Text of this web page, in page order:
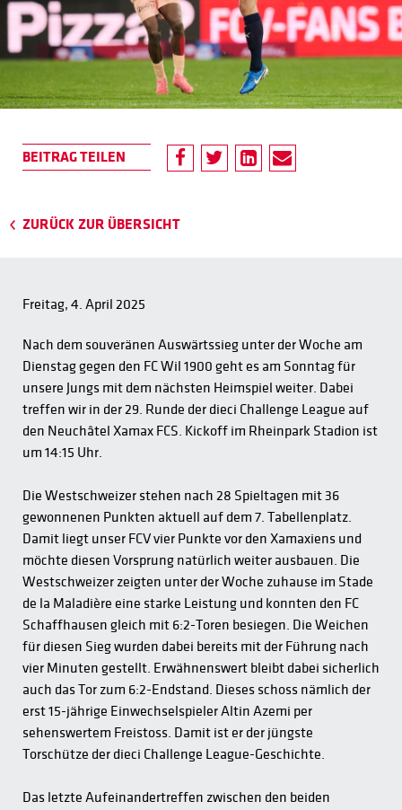
ZURÜCK ZUR ÜBERSICHT
Freitag, 4. April 2025
Nach dem souveränen Auswärtssieg unter der Woche am
Dienstag gegen den FC Wil 1900 geht es am Sonntag für
unsere Jungs mit dem nächsten Heimspiel weiter. Dabei
treffen wir in der 29. Runde der dieci Challenge League auf
den Neuchâtel Xamax FCS. Kickoff im Rheinpark Stadion ist
um 14:15 Uhr.
Die Westschweizer stehen nach 28 Spieltagen mit 36
gewonnenen Punkten aktuell auf dem 7. Tabellenplatz.
Damit liegt unser FCV vier Punkte vor den Xamaxiens und
möchte diesen Vorsprung natürlich weiter ausbauen. Die
Westschweizer zeigten unter der Woche zuhause im Stade
de la Maladière eine starke Leistung und konnten den FC
Schaffhausen gleich mit 6:2-Toren besiegen. Die Weichen
für diesen Sieg wurden dabei bereits mit der Führung nach
vier Minuten gestellt. Erwähnenswert bleibt dabei sicherlich
auch das Tor zum 6:2-Endstand. Dieses schoss nämlich der
erst 15-jährige Einwechselspieler Altin Azemi per
sehenswertem Freistoss. Damit ist er der jüngste
Torschütze der dieci Challenge League-Geschichte.
Das letzte Aufeinandertreffen zwischen den beiden